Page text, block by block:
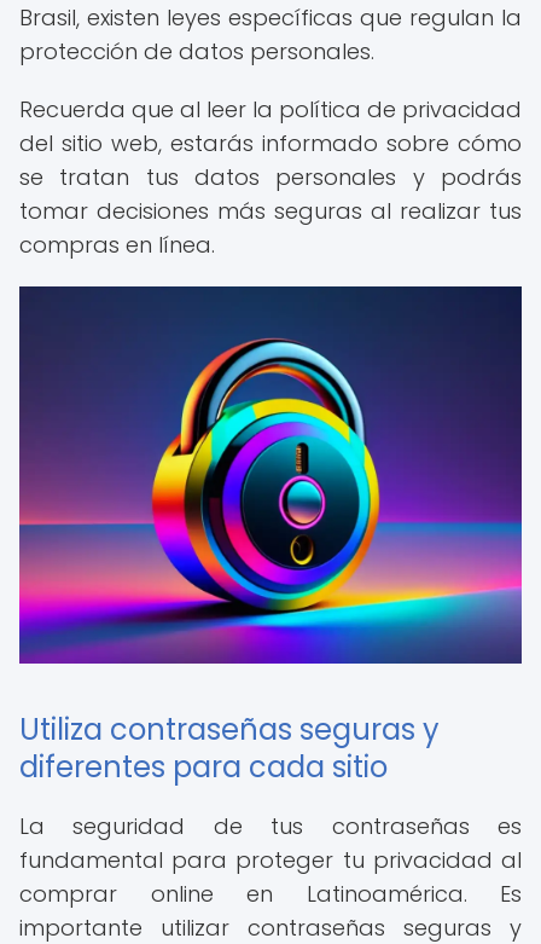
Brasil, existen leyes específicas que regulan la
protección de datos personales.
Recuerda que al leer la política de privacidad
del sitio web, estarás informado sobre cómo
se tratan tus datos personales y podrás
tomar decisiones más seguras al realizar tus
compras en línea.
Utiliza contraseñas seguras y
diferentes para cada sitio
La seguridad de tus contraseñas es
fundamental para proteger tu privacidad al
comprar online en Latinoamérica. Es
importante utilizar contraseñas seguras y